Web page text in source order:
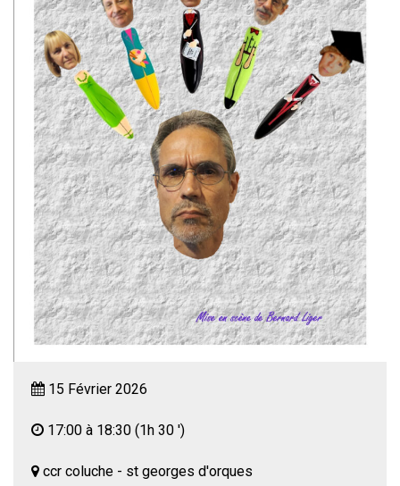
15 Février 2026
17:00 à 18:30 (1h 30 ')
ccr coluche - st georges d'orques